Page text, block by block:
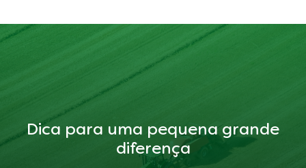
Dica para uma pequena grande
diferença